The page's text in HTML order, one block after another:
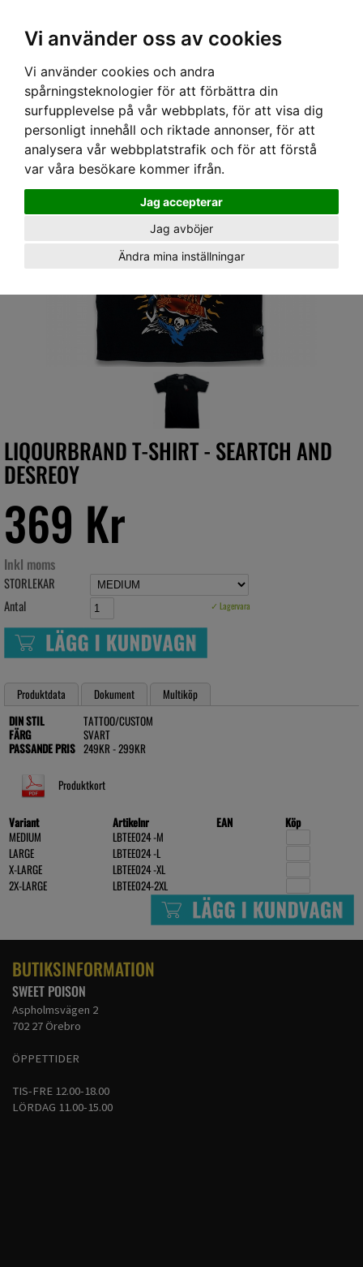
Vi använder oss av cookies
Vi använder cookies och andra
spårningsteknologier för att förbättra din
surfupplevelse på vår webbplats, för att visa dig
personligt innehåll och riktade annonser, för att
analysera vår webbplatstrafik och för att förstå
var våra besökare kommer ifrån.
Jag accepterar
Jag avböjer
Ändra mina inställningar
Hem› HERR›T-SHIRT › LIQOURBRAND T-SHIRT - SEARTCH AND DESREOY
LIQOURBRAND T-SHIRT - SEARTCH AND
DESREOY
369 Kr
Inkl moms
STORLEKAR
Antal
✓ Lagervara
Produktdata Dokument
Multiköp
DIN STIL
TATTOO/CUSTOM
FÄRG
SVART
PASSANDE PRIS 249KR - 299KR
Produktkort
Variant Artikelnr EAN
Köp
MEDIUM
LBTEE024 -M
LARGE
LBTEE024 -L
X-LARGE
LBTEE024 -XL
2X-LARGE
LBTEE024-2XL
BUTIKSINFORMATION
SWEET POISON
Aspholmsvägen 2
702 27 Örebro
ÖPPETTIDER
TIS-FRE 12.00-18.00
LÖRDAG 11.00-15.00